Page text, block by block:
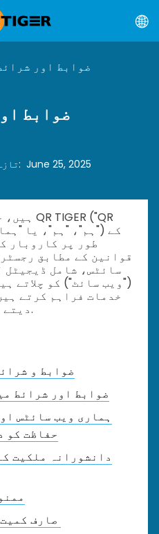
ضوابط اور
ضوابط
: June 25, 2025
طور پر کاروبار
قوانین کے مطابق
سائٹس، شامل ڈیجیٹل
("ویب سائٹ") کو چلاتے
خدمات فراہم کرتے
دیتے ہیں ("خدمت" یا "خدمات").
ضوابط و
ضوابط اور شرائط
ہماری ویب سائٹس
حفاظت کو
دانشورانہ ملکیت